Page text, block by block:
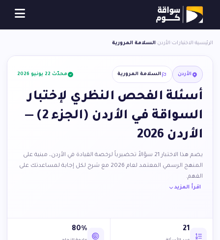
الرئيسية› الاختبارات › الأردن ›السلامة المرورية
الأردن السلامة المرورية محدّث 22 يونيو 2026
أسئلة الفحص النظري لإختبار
السواقة في الأردن (الجزء 2) —
الأردن 2026
يضم هذا الاختبار 21 سؤالاً تحضيرياً لرخصة القيادة في الأردن، مبنية على
المنهج الرسمي المعتمد لعام 2026 مع شرح لكل إجابة لمساعدتك على
الفهم.
اقرأ المزيد
21
80%